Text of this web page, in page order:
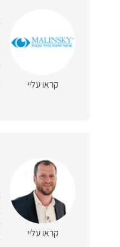
קראו עליי
קראו עליי